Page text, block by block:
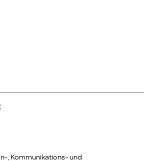
, Kommunikations- und